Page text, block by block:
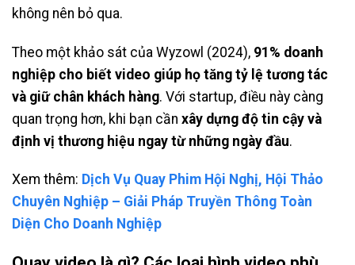
không nên bỏ qua.
Theo một khảo sát của Wyzowl (2024), 91% doanh
nghiệp cho biết video giúp họ tăng tỷ lệ tương tác
và giữ chân khách hàng. Với startup, điều này càng
quan trọng hơn, khi bạn cần xây dựng độ tin cậy và
định vị thương hiệu ngay từ những ngày đầu.
Xem thêm: Dịch Vụ Quay Phim Hội Nghị, Hội Thảo
Chuyên Nghiệp – Giải Pháp Truyền Thông Toàn
Diện Cho Doanh Nghiệp